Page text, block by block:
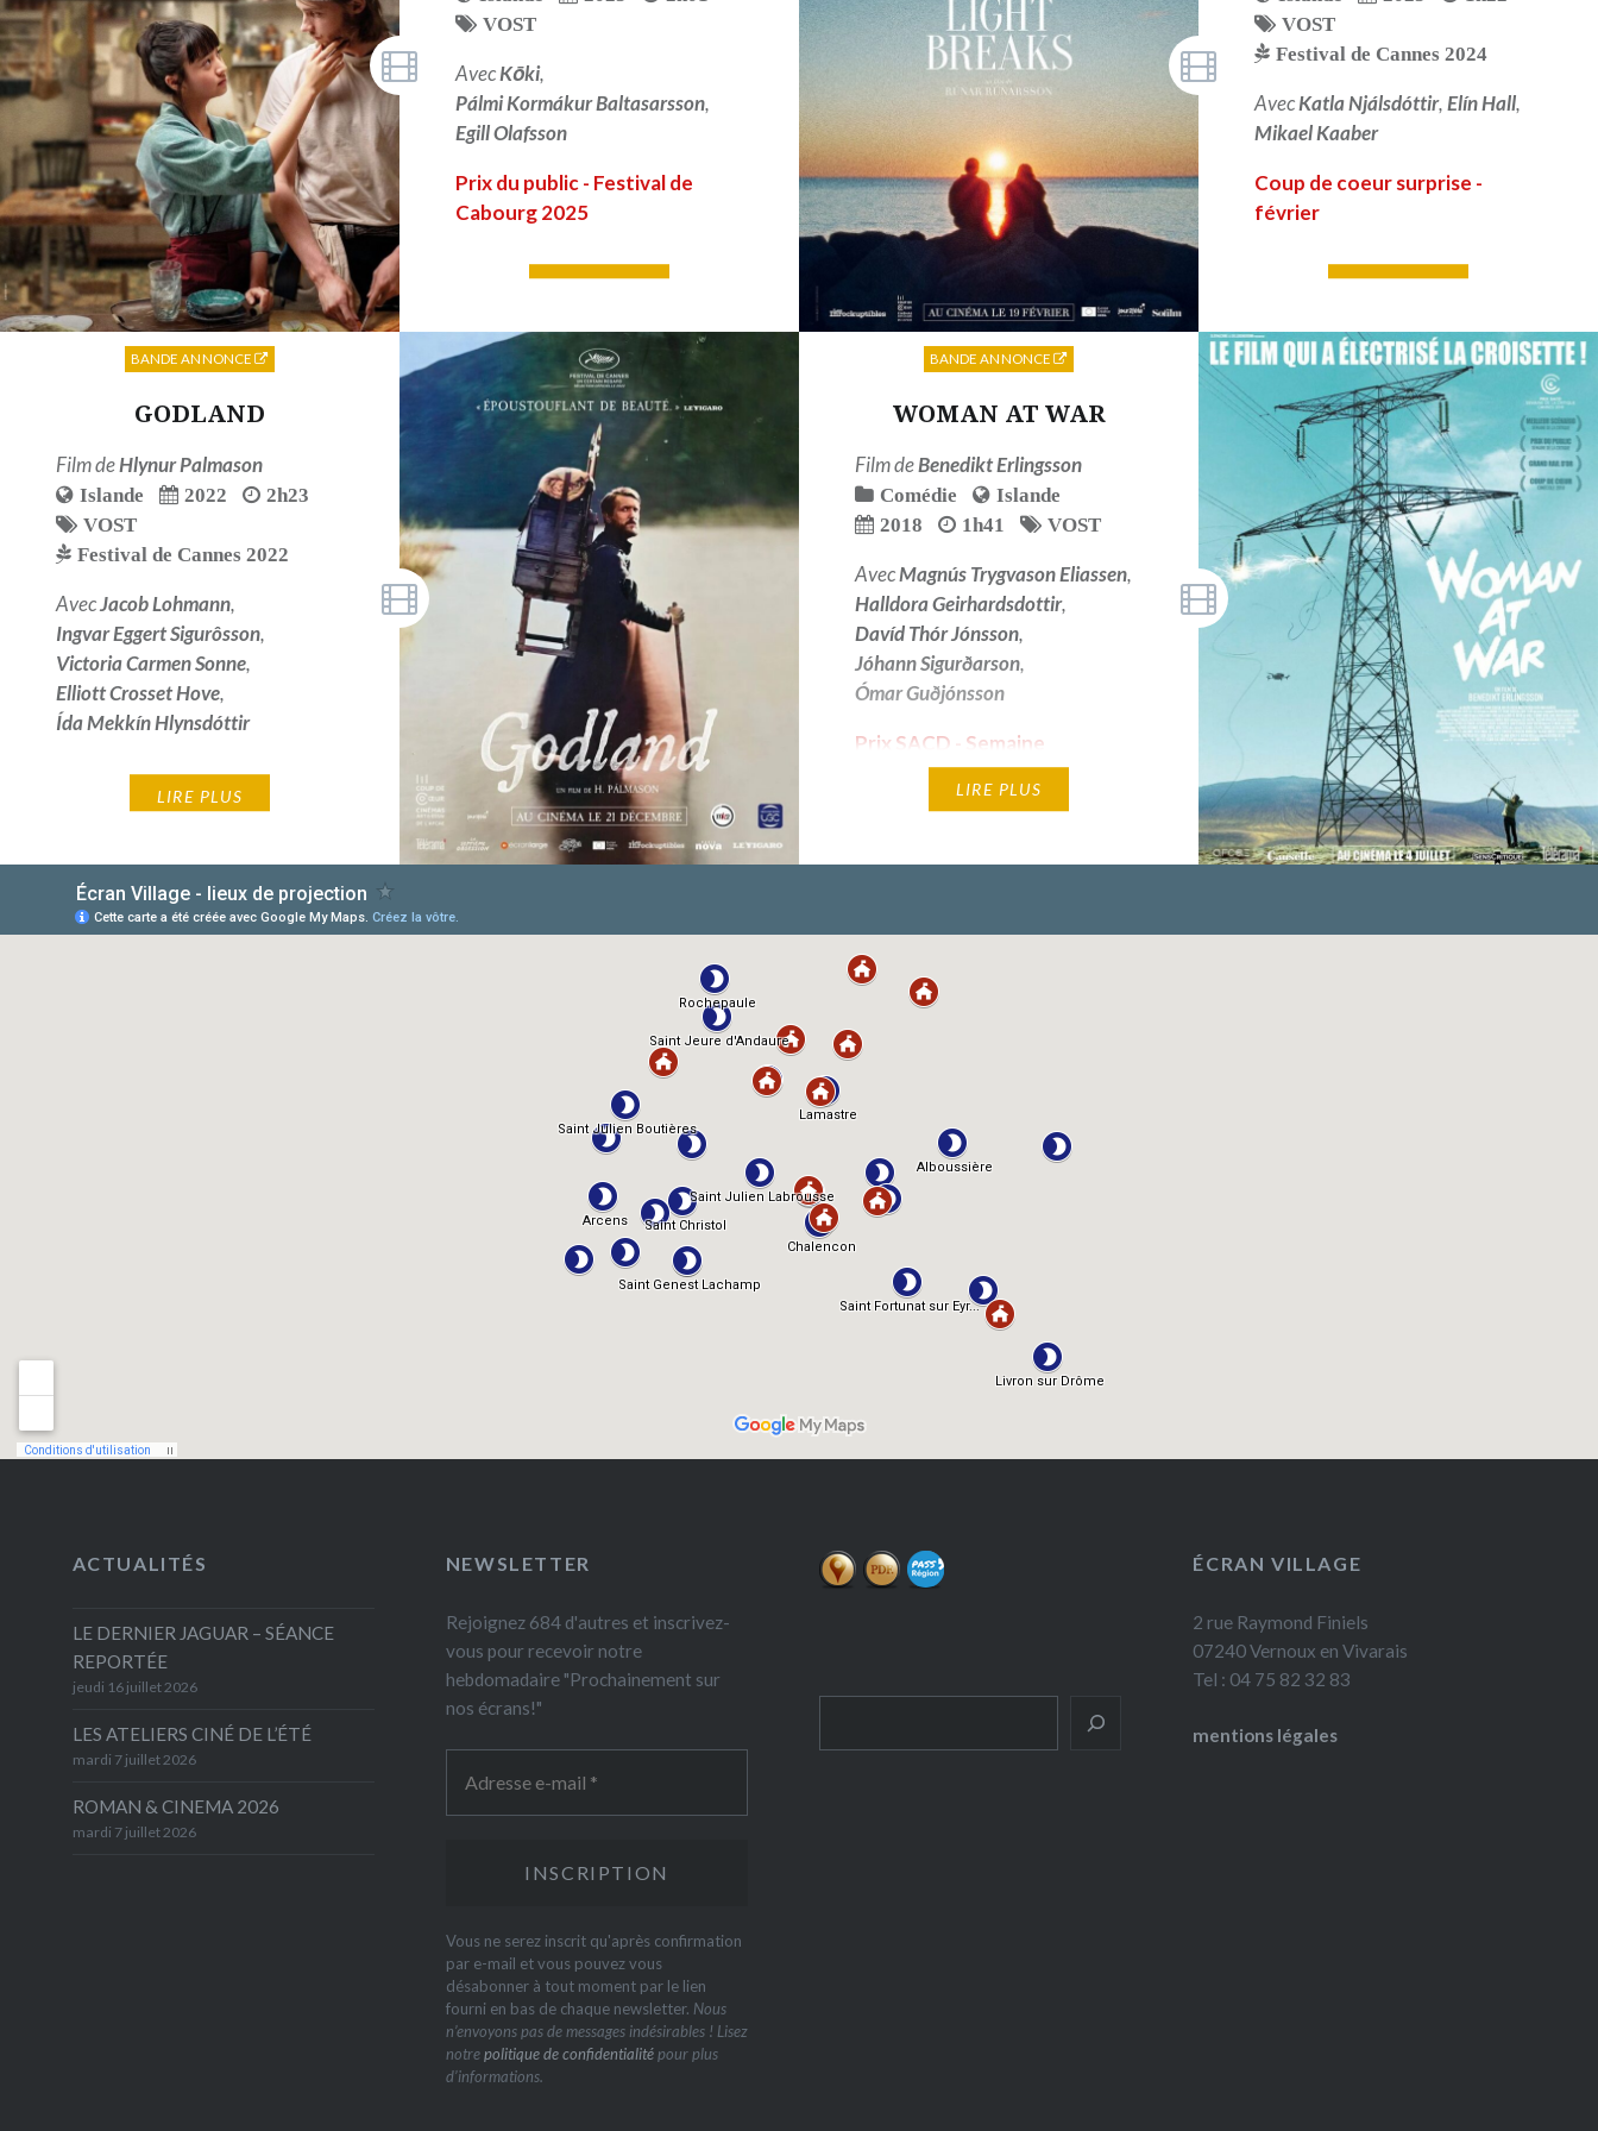
VOST
AvecKōki,
Pálmi Kormákur Baltasarsson,
Egill Olafsson
Prix du public - Festival de
Cabourg 2025
VOST
Festival de Cannes 2024
AvecKatla Njálsdóttir,Elín Hall,
Mikael Kaaber
Coup de coeur surprise -
février
GODLAND
Film deHlynur Palmason
Islande 2022
2h23
VOST
Festival de Cannes 2022
AvecJacob Lohmann,
Ingvar Eggert Sigurôsson,
Victoria Carmen Sonne,
Elliott Crosset Hove,
Ída Mekkín Hlynsdóttir
LIRE PLUS
BANDE ANNONCE
WOMAN AT WAR
Film deBenedikt Erlingsson
Comédie
Islande
2018
1h41 VOST
AvecMagnús Trygvason Eliassen,
Halldora Geirhardsdottir,
Davíd Thór Jónsson,
Jóhann Sigurðarson,
Ómar Guðjónsson
Prix SACD - Semaine
Internationale de la Critique
Cannes 2018LIRE PLUS
BANDE ANNONCE
ACTUALITÉS
LE DERNIER JAGUAR – SÉANCE
REPORTÉE
jeudi 16 juillet 2026
LES ATELIERS CINÉ DE L’ÉTÉ
mardi 7 juillet 2026
ROMAN & CINEMA 2026
mardi 7 juillet 2026
NEWSLETTER
Rejoignez 684 d'autres et inscrivez-
vous pour recevoir notre
hebdomadaire "Prochainement sur
nos écrans!"
Vous ne serez inscrit qu'après confirmation
par e-mail et vous pouvez vous
désabonner à tout moment par le lien
fourni en bas de chaque newsletter. Nous
n’envoyons pas de messages indésirables ! Lisez
notrepolitique de confidentialitépour plus
d’informations.
ÉCRAN VILLAGE
2 rue Raymond Finiels
07240 Vernoux en Vivarais
Tel : 04 75 82 32 83
mentions légales